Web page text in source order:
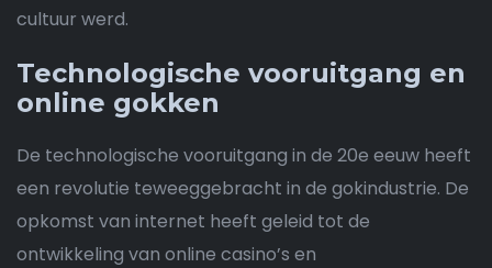
cultuur werd.
Technologische vooruitgang en
online gokken
De technologische vooruitgang in de 20e eeuw heeft
een revolutie teweeggebracht in de gokindustrie. De
opkomst van internet heeft geleid tot de
ontwikkeling van online casino’s en